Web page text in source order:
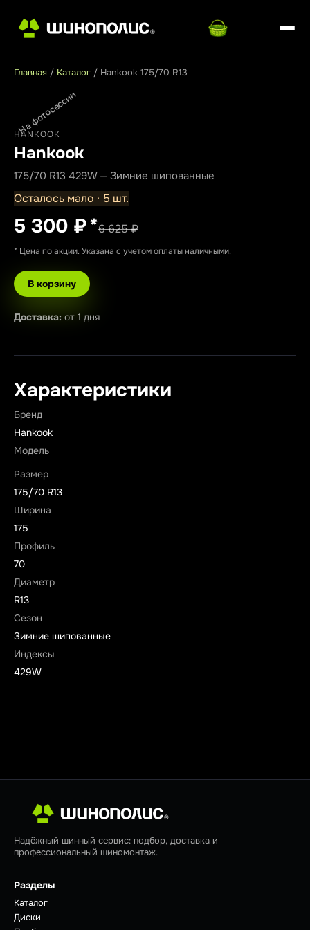
Главная / Каталог / Hankook 175/70 R13
На фотосессии
HANKOOK
Hankook
175/70 R13 429W — Зимние шипованные
Осталось мало · 5 шт.
5 300 ₽*6 625 ₽
* Цена по акции. Указана с учетом оплаты наличными.
В корзину
Доставка: от 1 дня
Характеристики
Бренд
Hankook
Модель
Размер
175/70 R13
Ширина
175
Профиль
70
Диаметр
R13
Сезон
Зимние шипованные
Индексы
429W
Надёжный шинный сервис: подбор, доставка и
профессиональный шиномонтаж.
Разделы
Каталог
Диски